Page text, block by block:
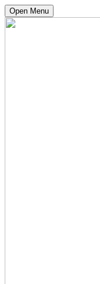
Open Menu